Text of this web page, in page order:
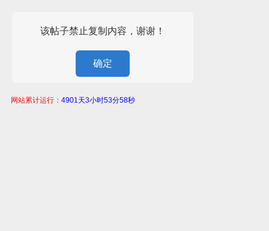
该帖子禁止复制内容，谢谢！
确定
网站累计运行： 4901天3小时53分58秒